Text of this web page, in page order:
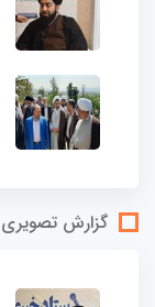
گزارش تصویری